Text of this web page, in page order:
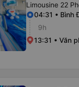
Limousine 22
04:31 • Bình
9h
13:31 • Văn